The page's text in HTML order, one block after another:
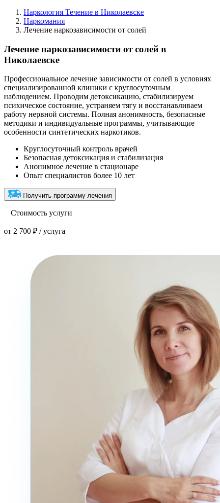
Наркология Течение в Николаевске
Наркомания
Лечение наркозависимости от солей
Лечение наркозависимости от солей в
Николаевске
Профессиональное лечение зависимости от солей в условиях
специализированной клиники с круглосуточным
наблюдением. Проводим детоксикацию, стабилизируем
психическое состояние, устраняем тягу и восстанавливаем
работу нервной системы. Полная анонимность, безопасные
методики и индивидуальные программы, учитывающие
особенности синтетических наркотиков.
Круглосуточный контроль врачей
Безопасная детоксикация и стабилизация
Анонимное лечение в стационаре
Опыт специалистов более 10 лет
Получить программу лечения
Стоимость услуги
от 2 700 ₽ / услуга